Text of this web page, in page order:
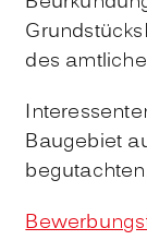
des
Baugebiet